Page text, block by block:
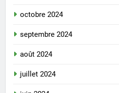
octobre 2024
septembre 2024
août 2024
juillet 2024